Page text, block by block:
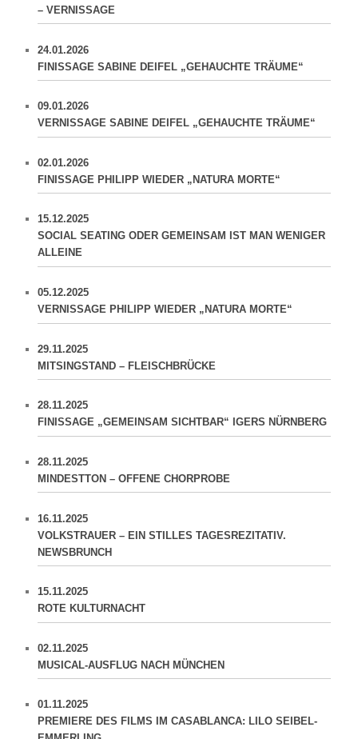
– VERNISSAGE
24.01.2026
FINISSAGE SABINE DEIFEL „GEHAUCHTE TRÄUME“
09.01.2026
VERNISSAGE SABINE DEIFEL „GEHAUCHTE TRÄUME“
02.01.2026
FINISSAGE PHILIPP WIEDER „NATURA MORTE“
15.12.2025
SOCIAL SEATING ODER GEMEINSAM IST MAN WENIGER
ALLEINE
05.12.2025
VERNISSAGE PHILIPP WIEDER „NATURA MORTE“
29.11.2025
MITSINGSTAND – FLEISCHBRÜCKE
28.11.2025
FINISSAGE „GEMEINSAM SICHTBAR“ IGERS NÜRNBERG
28.11.2025
MINDESTTON – OFFENE CHORPROBE
16.11.2025
VOLKSTRAUER – EIN STILLES TAGESREZITATIV.
NEWSBRUNCH
15.11.2025
ROTE KULTURNACHT
02.11.2025
MUSICAL-AUSFLUG NACH MÜNCHEN
01.11.2025
PREMIERE DES FILMS IM CASABLANCA: LILO SEIBEL-